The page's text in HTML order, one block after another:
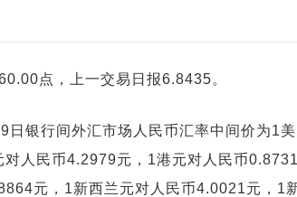
点，上一交易日报6.8435。
银行间外汇市场人民币汇率中间价为1
人民币4.2979元，1港元对人民币
元，1新西兰元对人民币4.0021元，1